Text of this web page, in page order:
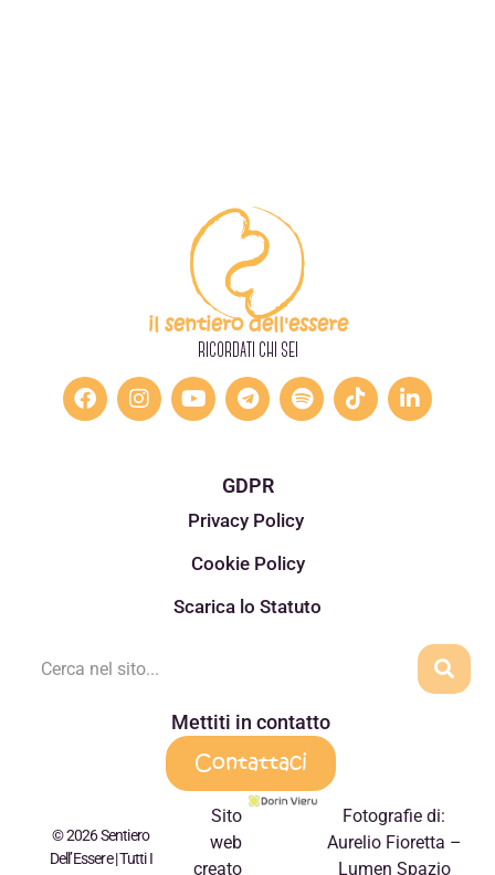
il sentiero dell'essere
RICORDATI CHI SEI
GDPR
Privacy Policy
Cookie Policy
Scarica lo Statuto
Mettiti in contatto
Contattaci
© 2026 Sentiero
Dell’Essere | Tutti I
Sito
web
creato
Fotografie di:
Aurelio Fioretta –
Lumen Spazio